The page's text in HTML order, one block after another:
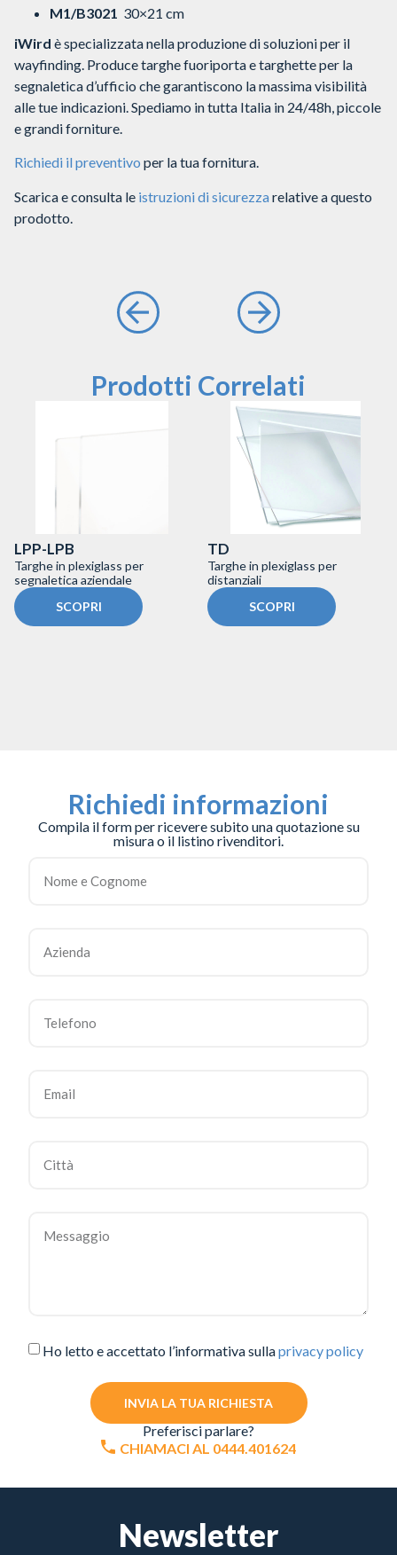
M1/B3021 30×21 cm
iWird è specializzata nella produzione di soluzioni per il
wayfinding. Produce targhe fuoriporta e targhette per la
segnaletica d’ufficio che garantiscono la massima visibilità
alle tue indicazioni. Spediamo in tutta Italia in 24/48h, piccole
e grandi forniture.
Richiedi il preventivo per la tua fornitura.
Scarica e consulta le istruzioni di sicurezzarelative a questo
prodotto.
Prodotti Correlati
LPP-LPB
Targhe in plexiglass per
segnaletica aziendale
SCOPRI
TD
Targhe in plexiglass per
distanziali
SCOPRI
Richiedi informazioni
Compila il form per ricevere subito una quotazione su
misura o il listino rivenditori.
Ho letto e accettato l’informativa sullaprivacy policy
INVIA LA TUA RICHIESTA
Preferisci parlare?
CHIAMACI AL 0444.401624
Newsletter